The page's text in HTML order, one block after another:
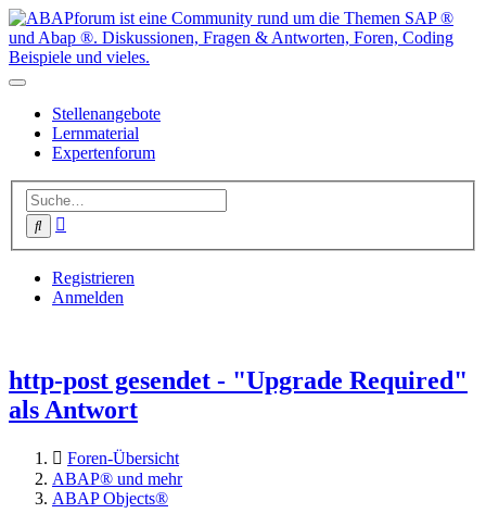
Stellenangebote
Lernmaterial
Expertenforum
Suche
Registrieren
Anmelden
http-post gesendet - "Upgrade Required"
als Antwort
Foren-Übersicht
ABAP® und mehr
ABAP Objects®